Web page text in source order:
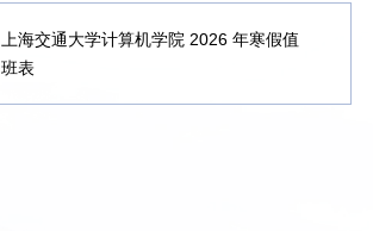
上海交通大学计算机学院 2026 年寒假值
班表